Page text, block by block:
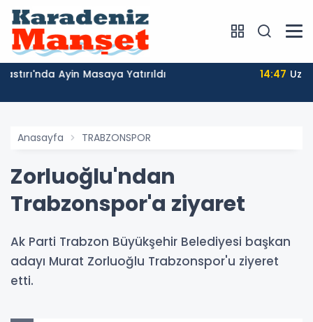
14:47 Uzungöl’de Denetimler Sıkılaştı
Anasayfa TRABZONSPOR
Zorluoğlu'ndan
Trabzonspor'a ziyaret
Ak Parti Trabzon Büyükşehir Belediyesi başkan
adayı Murat Zorluoğlu Trabzonspor'u ziyeret
etti.